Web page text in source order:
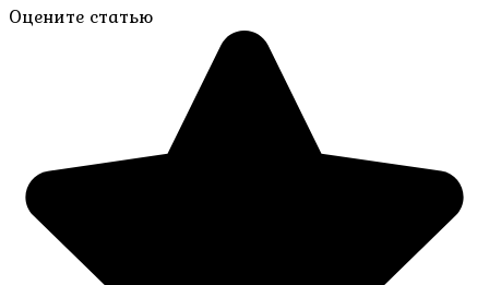
Оцените статью